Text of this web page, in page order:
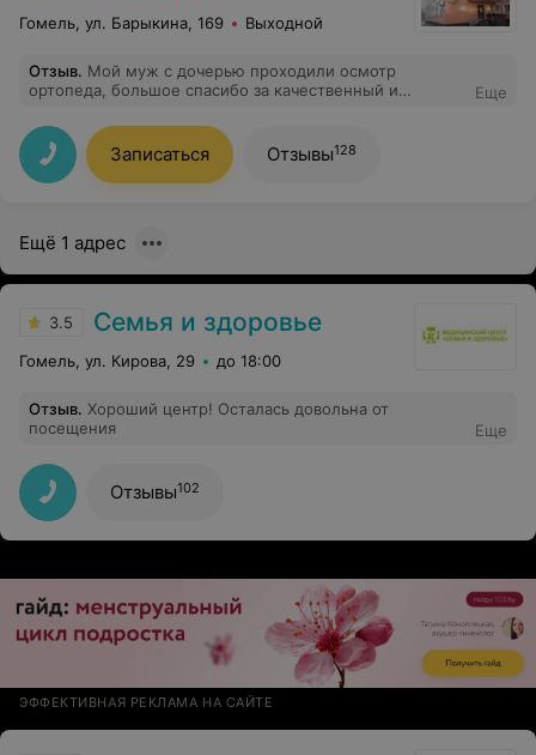
Гомель, ул. Барыкина, 169 Выходной
Отзыв. Мой муж с дочерью проходили осмотр
ортопеда, большое спасибо за качественный и
получены и сейчас приведены в действие. Очень
благодарны вежливому персоналу клиники, ребенок
даже не ощутил того что прошел осмотр у доктора
(боится всех врачей). Процветания Вам и Вашей
Еще
Записаться Отзывы128
Ещё 1 адрес
3.5 Семья и здоровье
Гомель, ул. Кирова, 29 до 18:00
Отзыв. Хороший центр! Осталась довольна от
посещения
Еще
Отзывы102
ЭФФЕКТИВНАЯ РЕКЛАМА НА САЙТЕ